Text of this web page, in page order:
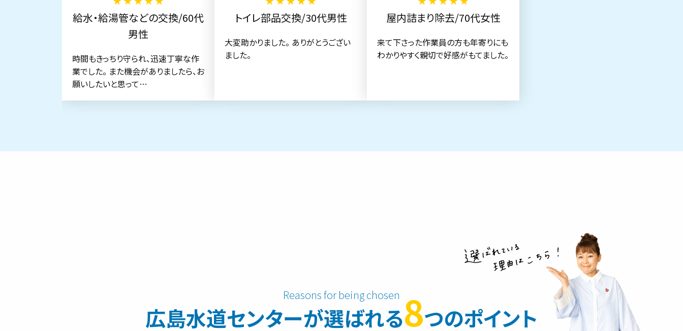
給水・給湯管などの交換/60代
男性
時間もきっちり守られ、迅速丁寧な作
業でした。 また機会がありましたら、お
願いしたいと思って…
トイレ部品交換/30代男性
大変助かりました。 ありがとうござい
ました。
屋内詰まり除去/70代女性
来て下さった作業員の方も年寄りにも
わかりやすく親切で好感がもてました。
広島水道センターが選ばれる8つのポイント